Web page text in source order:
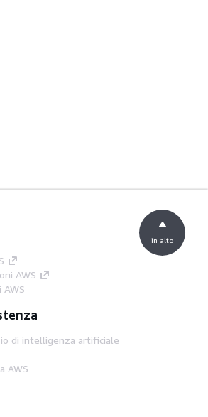
AWS
di intelligenza artificiale
AWS
in alto